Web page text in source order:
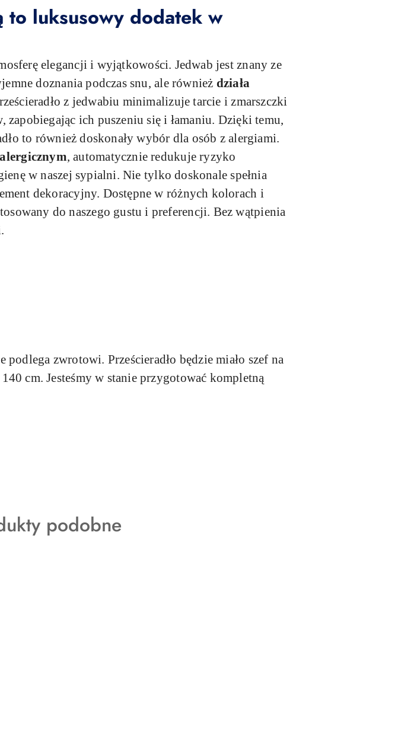
to luksusowy dodatek w
elegancji i wyjątkowości. Jedwab jest znany ze
doznania podczas snu, ale również działa
z jedwabiu minimalizuje tarcie i zmarszczki
ich puszeniu się i łamaniu. Dzięki temu,
to również doskonały wybór dla osób z alergiami.
, automatycznie redukuje ryzyko
w naszej sypialni. Nie tylko doskonale spełnia
dekoracyjny. Dostępne w różnych kolorach i
do naszego gustu i preferencji. Bez wątpienia
podlega zwrotowi. Prześcieradło będzie miało szef na
cm. Jesteśmy w stanie przygotować kompletną
podobne